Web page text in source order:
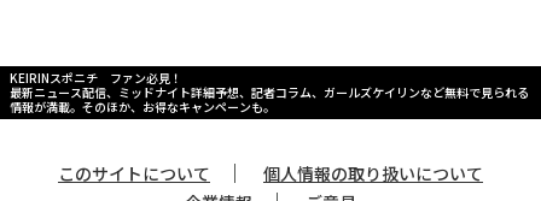
KEIRINスポニチ ファン必見！
最新ニュース配信、ミッドナイト詳細予想、記者コラム、ガールズケイリンなど無料で見られる
情報が満載。そのほか、お得なキャンペーンも。
このサイトについて ｜
個人情報の取り扱いについて